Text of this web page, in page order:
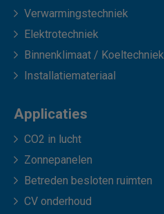
Verwarmingstechniek
Elektrotechniek
Binnenklimaat / Koeltechniek
Installatiemateriaal
Applicaties
CO2 in lucht
Zonnepanelen
Betreden besloten ruimten
CV onderhoud